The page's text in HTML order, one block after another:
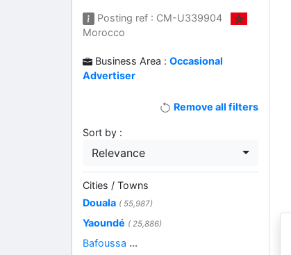
Posting ref : CM-U339904
Morocco
Business Area :Occasional
Advertiser
Remove all filters
Sort by :
Relevance
Cities / Towns
Douala ( 55,987)
Yaoundé ( 25,886)
Bafoussa ...